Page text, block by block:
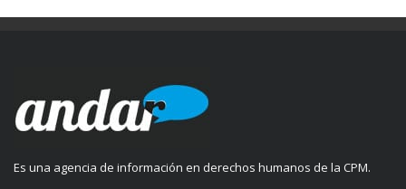
Es una agencia de información en derechos humanos de la CPM.